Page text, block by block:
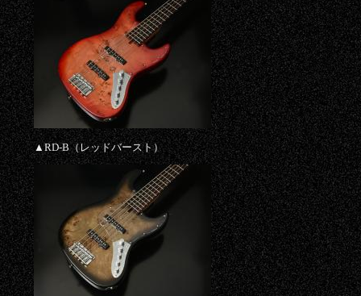
▲RD-B（レッドバースト）